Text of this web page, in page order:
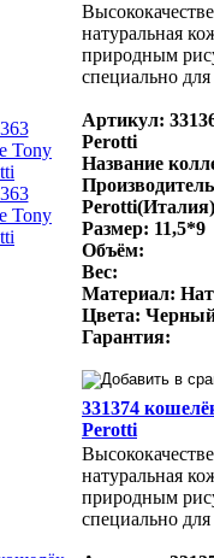
натуральная
природным
специально
Артикул:
Perotti
Название
Perotti(Италия)
Размер: 11,5*9
Объём:
Вес:
Материал:
Цвета:
Гарантия:
331374
Perotti
натуральная
природным
специально